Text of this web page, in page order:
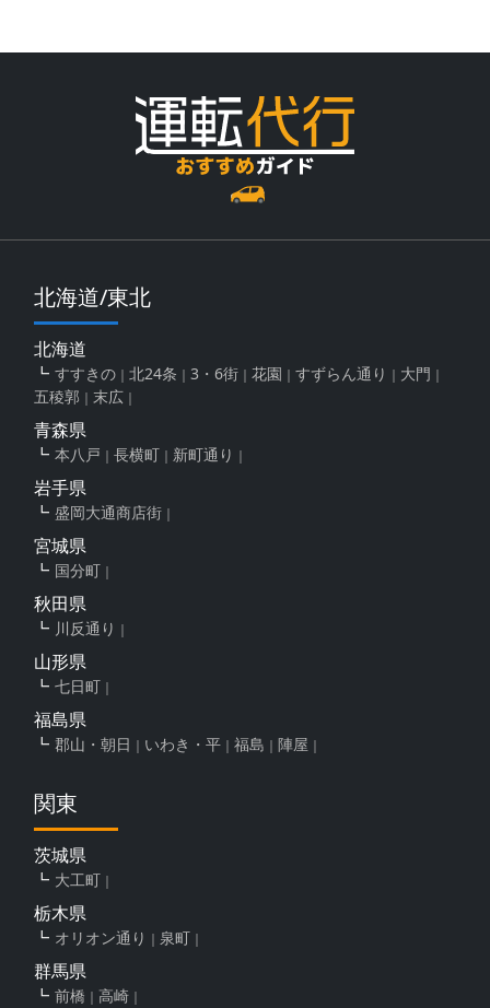
北海道/東北
北海道
すすきの 北24条 3・6街 花園 すずらん通り
大門
五稜郭
末広
青森県
本八戸 長横町 新町通り
岩手県
盛岡大通商店街
宮城県
国分町
秋田県
川反通り
山形県
七日町
福島県
郡山・朝日 いわき・平 福島 陣屋
関東
茨城県
大工町
栃木県
オリオン通り 泉町
群馬県
前橋 高崎